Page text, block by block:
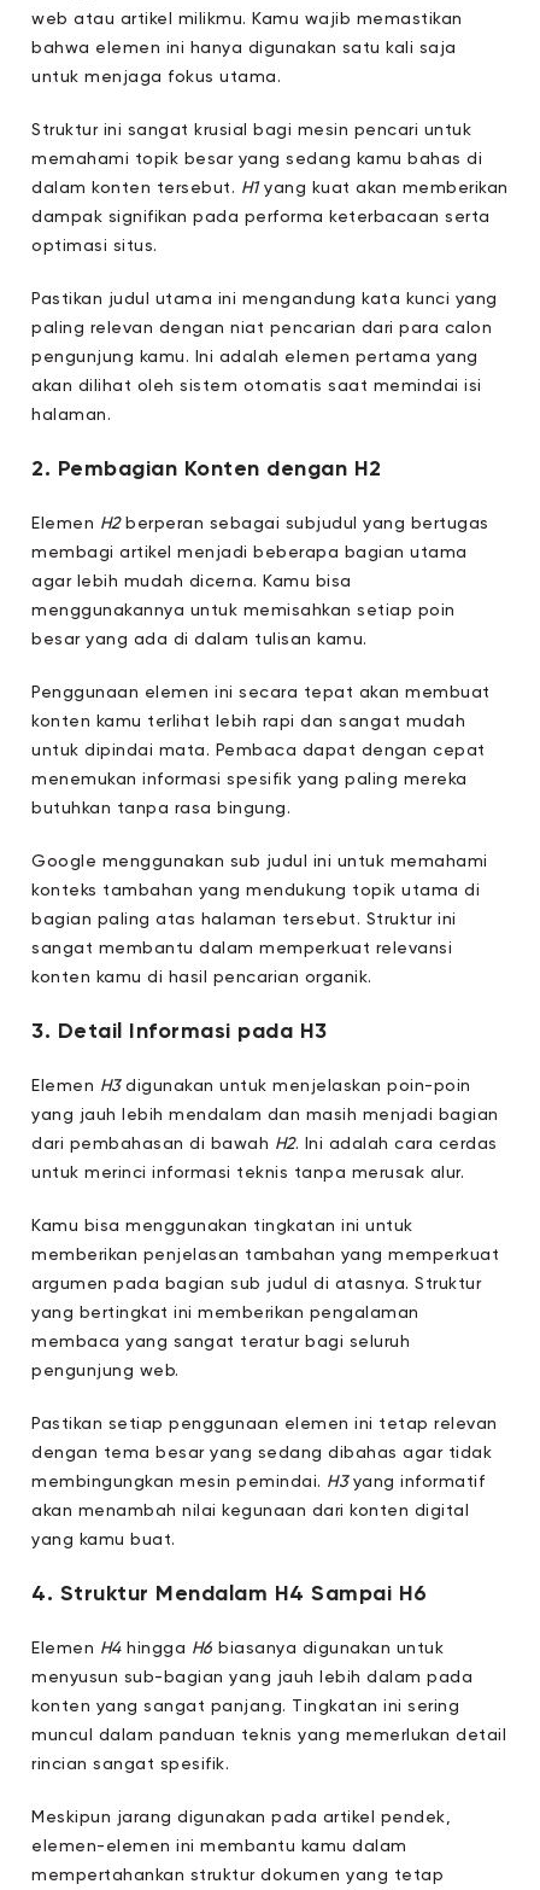
web atau artikel milikmu. Kamu wajib memastikan
bahwa elemen ini hanya digunakan satu kali saja
untuk menjaga fokus utama.
Struktur ini sangat krusial bagi mesin pencari untuk
memahami topik besar yang sedang kamu bahas di
dalam konten tersebut. H1yang kuat akan memberikan
dampak signifikan pada performa keterbacaan serta
optimasi situs.
Pastikan judul utama ini mengandung kata kunci yang
paling relevan dengan niat pencarian dari para calon
pengunjung kamu. Ini adalah elemen pertama yang
akan dilihat oleh sistem otomatis saat memindai isi
halaman.
2. Pembagian Konten dengan H2
Elemen H2berperan sebagai subjudul yang bertugas
membagi artikel menjadi beberapa bagian utama
agar lebih mudah dicerna. Kamu bisa
menggunakannya untuk memisahkan setiap poin
besar yang ada di dalam tulisan kamu.
Penggunaan elemen ini secara tepat akan membuat
konten kamu terlihat lebih rapi dan sangat mudah
untuk dipindai mata. Pembaca dapat dengan cepat
menemukan informasi spesifik yang paling mereka
butuhkan tanpa rasa bingung.
Google menggunakan sub judul ini untuk memahami
konteks tambahan yang mendukung topik utama di
bagian paling atas halaman tersebut. Struktur ini
sangat membantu dalam memperkuat relevansi
konten kamu di hasil pencarian organik.
3. Detail Informasi pada H3
Elemen H3digunakan untuk menjelaskan poin-poin
yang jauh lebih mendalam dan masih menjadi bagian
dari pembahasan di bawah H2. Ini adalah cara cerdas
untuk merinci informasi teknis tanpa merusak alur.
Kamu bisa menggunakan tingkatan ini untuk
memberikan penjelasan tambahan yang memperkuat
argumen pada bagian sub judul di atasnya. Struktur
yang bertingkat ini memberikan pengalaman
membaca yang sangat teratur bagi seluruh
pengunjung web.
Pastikan setiap penggunaan elemen ini tetap relevan
dengan tema besar yang sedang dibahas agar tidak
membingungkan mesin pemindai. H3yang informatif
akan menambah nilai kegunaan dari konten digital
yang kamu buat.
4. Struktur Mendalam H4 Sampai H6
Elemen H4hingga H6 biasanya digunakan untuk
menyusun sub-bagian yang jauh lebih dalam pada
konten yang sangat panjang. Tingkatan ini sering
muncul dalam panduan teknis yang memerlukan detail
rincian sangat spesifik.
Meskipun jarang digunakan pada artikel pendek,
elemen-elemen ini membantu kamu dalam
mempertahankan struktur dokumen yang tetap